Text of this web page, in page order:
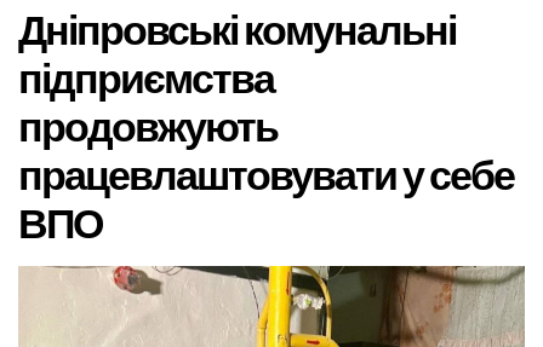
Дніпровські комунальні
підприємства
продовжують
працевлаштовувати у себе
ВПО